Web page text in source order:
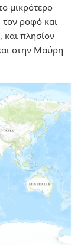
μικρότερο
τον ροφό και
και πλησίον
στην Μαύρη